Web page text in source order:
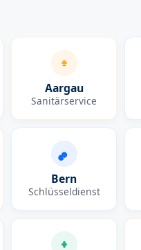
Aargau
Sanitärservice
Bern
Schlüsseldienst